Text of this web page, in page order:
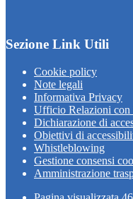
Sezione Link Utili
Cookie policy
Note legali
Informativa Privacy
Ufficio Relazioni con
Dichiarazione di
Obiettivi di
Whistleblowing
Gestione consensi
Amministrazione